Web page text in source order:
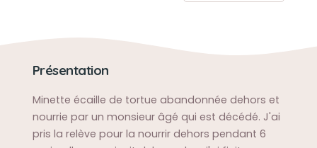
Présentation
Minette écaille de tortue abandonnée dehors et
nourrie par un monsieur âgé qui est décédé. J'ai
pris la relève pour la nourrir dehors pendant 6